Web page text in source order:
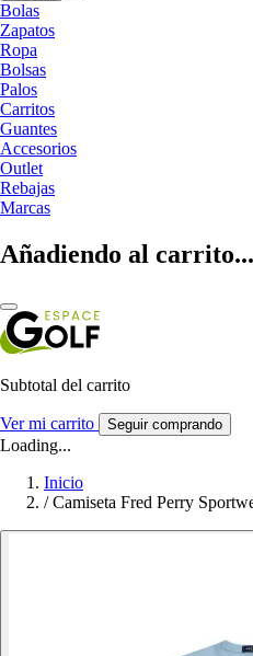
Bolas
Zapatos
Ropa
Bolsas
Palos
Carritos
Guantes
Accesorios
Outlet
Rebajas
Marcas
Añadiendo al carrito...
Subtotal del carrito
Ver mi carrito Seguir comprando
Loading...
Inicio
/ Camiseta Fred Perry